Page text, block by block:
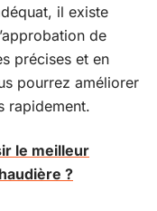
il existe
de
précises et en
pourrez améliorer
rapidement.
le meilleur
?